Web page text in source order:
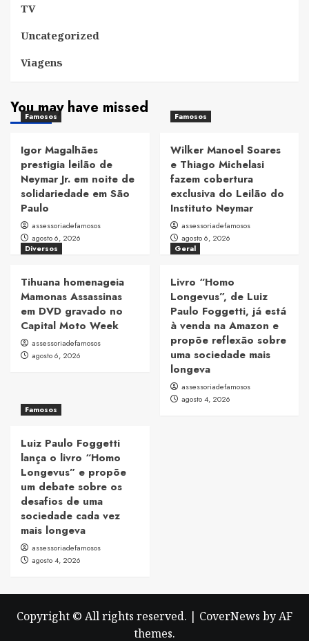
TV
Uncategorized
Viagens
You may have missed
Famosos
Igor Magalhães
prestigia leilão de
Neymar Jr. em noite de
solidariedade em São
Paulo
assessoriadefamosos
agosto 6, 2026
Famosos
Wilker Manoel Soares
e Thiago Michelasi
fazem cobertura
exclusiva do Leilão do
Instituto Neymar
assessoriadefamosos
agosto 6, 2026
Diversos
Tihuana homenageia
Mamonas Assassinas
em DVD gravado no
Capital Moto Week
assessoriadefamosos
agosto 6, 2026
Geral
Livro “Homo
Longevus”, de Luiz
Paulo Foggetti, já está
à venda na Amazon e
propõe reflexão sobre
uma sociedade mais
longeva
assessoriadefamosos
agosto 4, 2026
Famosos
Luiz Paulo Foggetti
lança o livro “Homo
Longevus” e propõe
um debate sobre os
desafios de uma
sociedade cada vez
mais longeva
assessoriadefamosos
agosto 4, 2026
Copyright © All rights reserved. | CoverNews by AF
themes.